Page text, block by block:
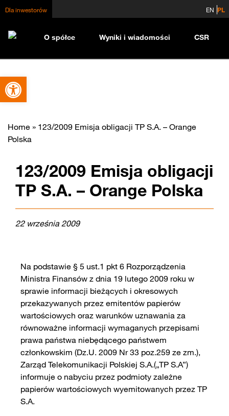
Otwórz pasek narzędzi
Dla inwestorów EN PL
O spółce Wyniki i wiadomości CSR
Home » 123/2009 Emisja obligacji TP S.A. – Orange
Polska
123/2009 Emisja obligacji
TP S.A. – Orange Polska
22 września 2009
Na podstawie § 5 ust.1 pkt 6 Rozporządzenia
Ministra Finansów z dnia 19 lutego 2009 roku w
sprawie informacji bieżących i okresowych
przekazywanych przez emitentów papierów
wartościowych oraz warunków uznawania za
równoważne informacji wymaganych przepisami
prawa państwa niebędącego państwem
członkowskim (Dz.U. 2009 Nr 33 poz.259 ze zm.),
Zarząd Telekomunikacji Polskiej S.A.(„TP S.A”)
informuje o nabyciu przez podmioty zależne
papierów wartościowych wyemitowanych przez TP
S.A.